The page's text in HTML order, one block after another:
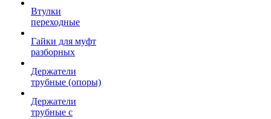
Втулки
переходные
Гайки для муфт
разборных
Держатели
трубные (опоры)
Держатели
трубные с